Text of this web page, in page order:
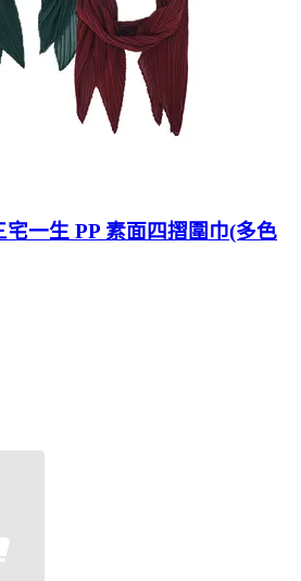
宅一生 PP 素面四摺圍巾(多色